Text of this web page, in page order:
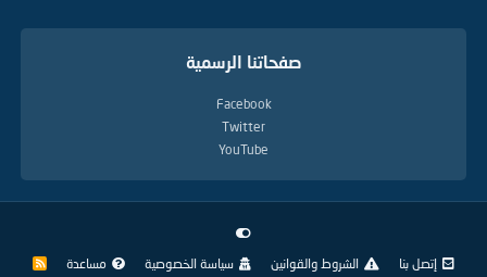
صفحاتنا الرسمية
Facebook
Twitter
YouTube
إتصل بنا الشروط والقوانين سياسة الخصوصية مساعدة
R